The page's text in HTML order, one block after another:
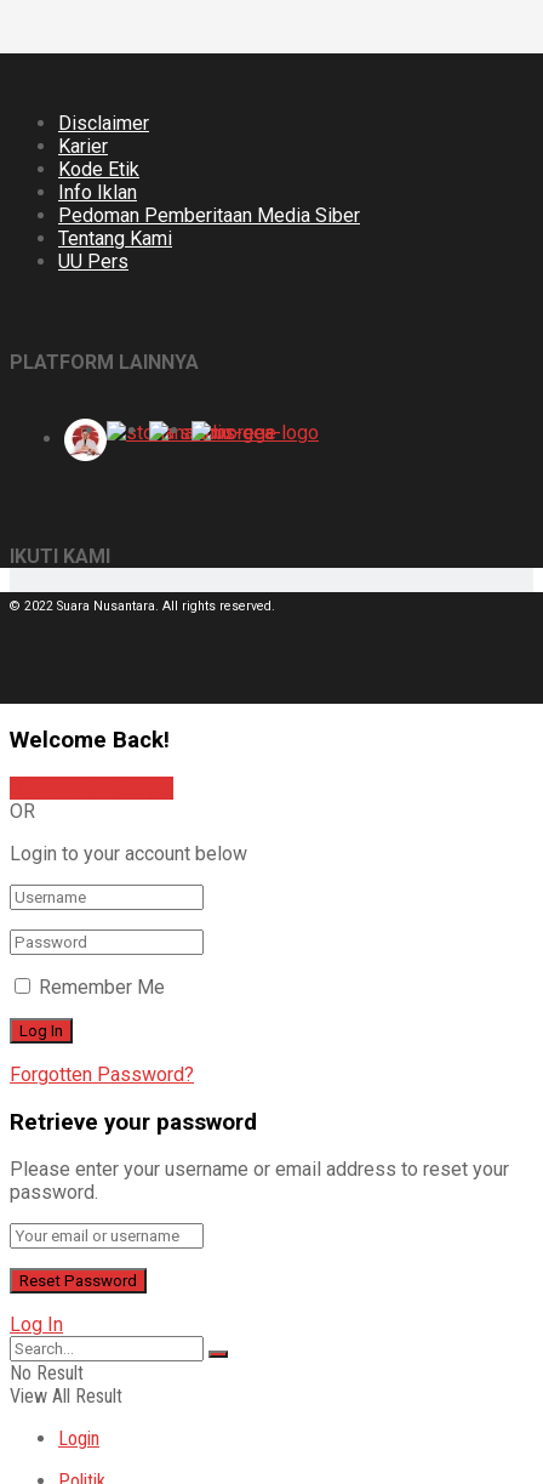
Disclaimer
Karier
Kode Etik
Info Iklan
Pedoman Pemberitaan Media Siber
Tentang Kami
UU Pers
PLATFORM LAINNYA
IKUTI KAMI
© 2022 Suara Nusantara. All rights reserved.
Welcome Back!
OR
Login to your account below
Remember Me
Forgotten Password?
Retrieve your password
Please enter your username or email address to reset your
password.
Log In
No Result
View All Result
Login